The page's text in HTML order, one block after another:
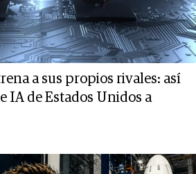
a sus propios rivales: así
IA de Estados Unidos a